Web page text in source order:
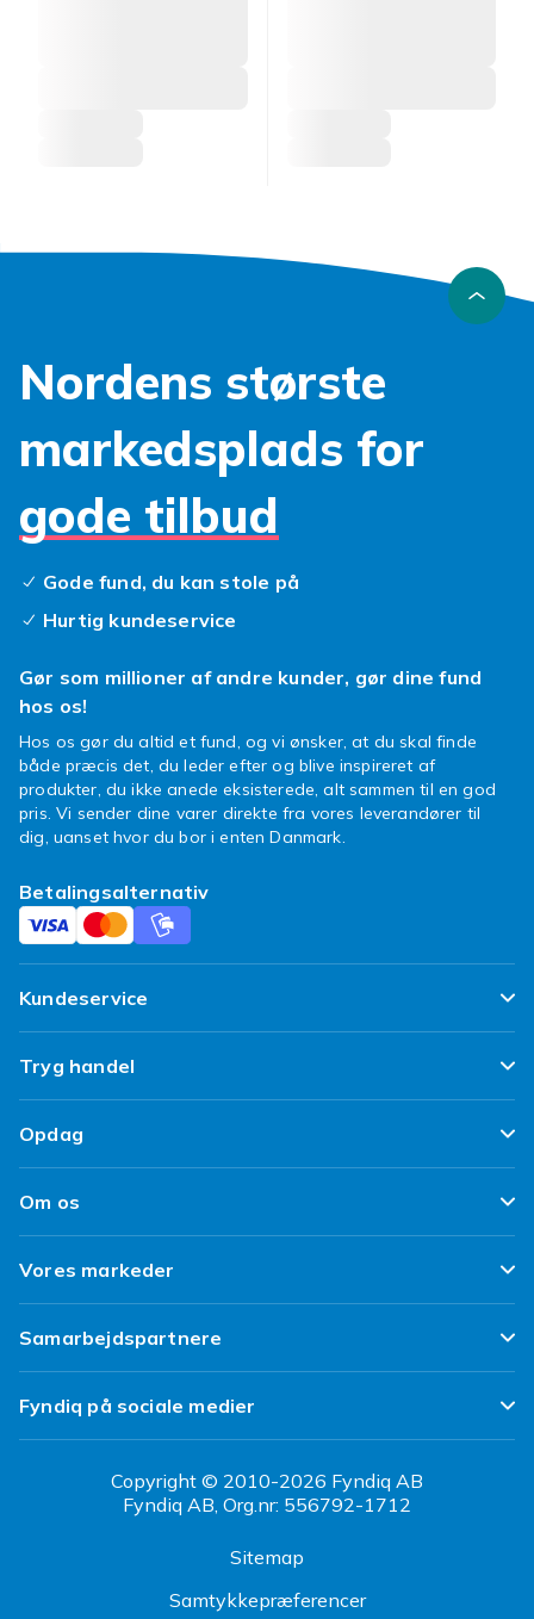
Nordens største
markedsplads for
gode tilbud
Gode fund, du kan stole på
Hurtig kundeservice
Gør som millioner af andre kunder, gør dine fund
hos os!
Hos os gør du altid et fund, og vi ønsker, at du skal finde
både præcis det, du leder efter og blive inspireret af
produkter, du ikke anede eksisterede, alt sammen til en god
pris. Vi sender dine varer direkte fra vores leverandører til
dig, uanset hvor du bor i enten Danmark.
Betalingsalternativ
Kundeservice
Ofte stillede spørgsmål
Spor min pakke
Levering
Fortryd & returner her
Tryg handel
Tilfredshedsgaranti
Kundeanmeldelser
Brukt/ Refurbished
Opdag
Top 100 fund
Design dit eget tøj
Om os
Klimaarbejde
Job hos Fyndiq
Tilgængelighed
Transparensrapport
Vores markeder
Fyndiq Sverige
Fyndiq Finland
Fyndiq Norge
CDON Danmark
CDON Sverige
Samarbejdspartnere
Partner Help Center
Regler og kvalitet
Fyndiq på sociale medier
Copyright © 2010-2026 Fyndiq AB
Fyndiq AB, Org.nr: 556792-1712
Sitemap
Samtykkepræferencer